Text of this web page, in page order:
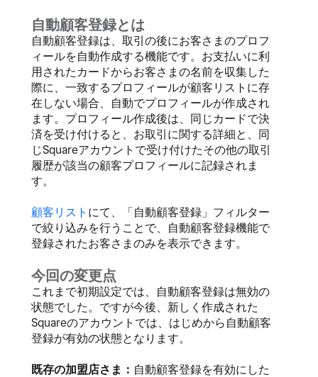
自動顧客登録とは
自動顧客登録は、取引の後にお客さまのプロフ
ィールを自動作成する機能です。お支払いに利
用されたカードからお客さまの名前を収集した
際に、一致するプロフィールが顧客リストに存
在しない場合、自動でプロフィールが作成され
ます。プロフィール作成後は、同じカードで決
済を受け付けると、お取引に関する詳細と、同
じSquareアカウントで受け付けたその他の取引
履歴が該当の顧客プロフィールに記録されま
す。
顧客リスト にて、「自動顧客登録」フィルター
で絞り込みを行うことで、自動顧客登録機能で
登録されたお客さまのみを表示できます。
今回の変更点
これまで初期設定では、自動顧客登録は無効の
状態でした。ですが今後、新しく作成された
Squareのアカウントでは、はじめから自動顧客
登録が有効の状態となります。
既存の加盟店さま： 自動顧客登録を有効にした